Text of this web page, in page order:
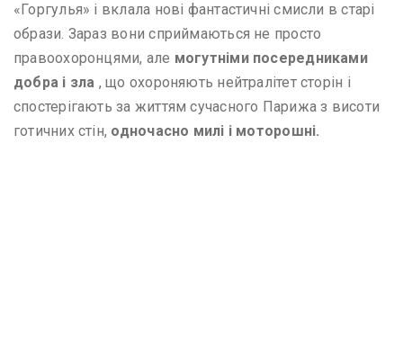
«Горгулья» і вклала нові фантастичні смисли в старі
образи. Зараз вони сприймаються не просто
правоохоронцями, але могутніми посередниками
добра і зла , що охороняють нейтралітет сторін і
спостерігають за життям сучасного Парижа з висоти
готичних стін, одночасно милі і моторошні.